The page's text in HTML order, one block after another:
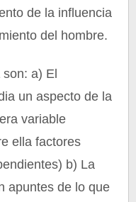
de la influencia
del hombre.
son: a) El
un aspecto de la
variable
ella factores
b) La
apuntes de lo que